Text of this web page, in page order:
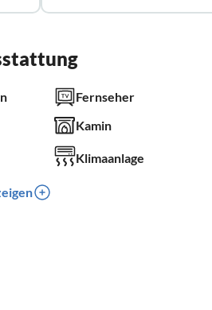
Fernseher
Kamin
Klimaanlage